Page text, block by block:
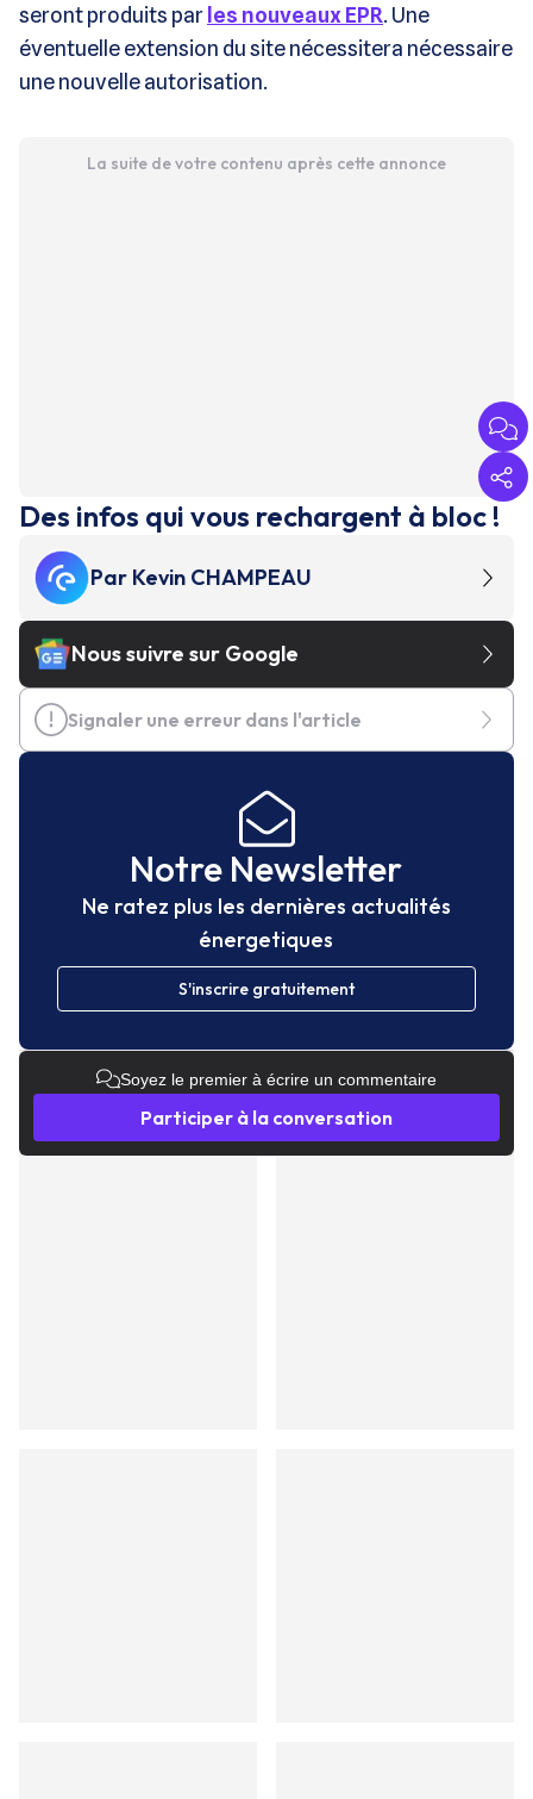
seront produits parles nouveaux EPR. Une
éventuelle extension du site nécessitera nécessaire
une nouvelle autorisation.
La suite de votre contenu après cette annonce
Des infos qui vous rechargent à bloc !
Par Kevin CHAMPEAU
Nous suivre sur Google
Signaler une erreur dans l'article
Notre Newsletter
Ne ratez plus les dernières actualités
énergetiques
S'inscrire gratuitement
Soyez le premier à écrire un commentaire
Participer à la conversation